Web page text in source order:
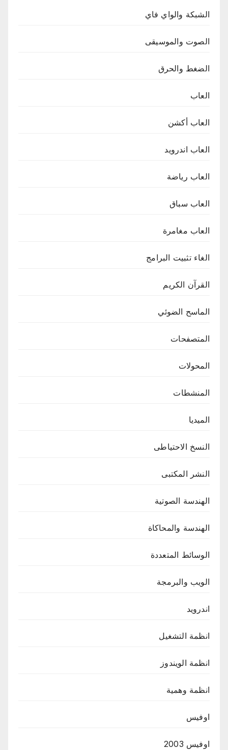
الشبكة والواي فاي
الصوت والموسيقى
الضغط والحرق
العاب
العاب أكشن
العاب اندرويد
العاب رياضة
العاب سباق
العاب مغامرة
الغاء تثبيت البرامج
القرآن الكريم
الماسح الضوئي
المتصفحات
المحولات
المنشطات
الميديا
النسخ الاحتياطى
النشر المكتبى
الهندسة الصوتية
الهندسة والمحاكاة
الوسائط المتعددة
الويب والبرمجة
اندرويد
انظمة التشغيل
انظمة الويندوز
انظمة وهمية
اوفيس
اوفيس 2003